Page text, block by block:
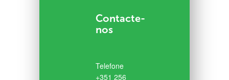
Contacte-
nos
Telefone
+351 256